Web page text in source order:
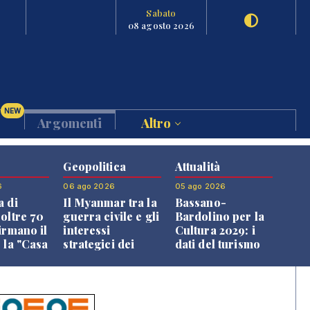
Sabato
08 agosto 2026
NEW
Argomenti Altro
di
70
il
"Casa
Geopolitica
06 ago 2026
Il Myanmar tra la
guerra civile e gli
interessi
strategici dei
Attualità
05 ago 2026
Bassano-
Bardolino per la
Cultura 2029: i
dati del turismo